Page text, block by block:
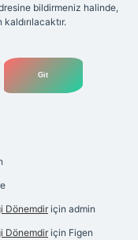
bildirmeniz halinde,
Dönemdiriçin admin
Dönemdiriçin Figen